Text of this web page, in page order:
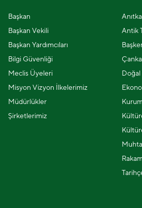
Başkan
Başkan Vekili
Başkan Yardımcıları
Bilgi Güvenliği
Meclis Üyeleri
Misyon Vizyon İlkelerimiz
Müdürlükler
Şirketlerimiz
Antik
Doğal